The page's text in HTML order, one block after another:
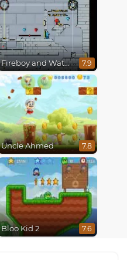
Fireboy and Watergirl in The Ice Temple 7.9
Uncle Ahmed 7.8
Bloo Kid 2 7.6